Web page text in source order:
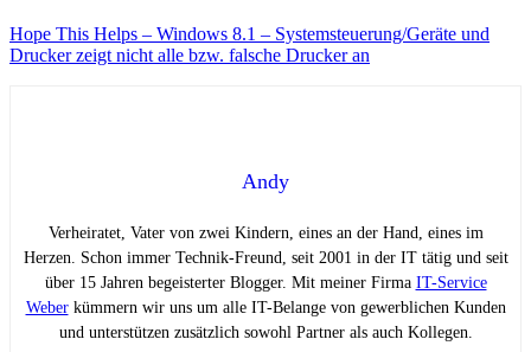
Hope This Helps – Windows 8.1 – Systemsteuerung/Geräte und
Drucker zeigt nicht alle bzw. falsche Drucker an
Andy
Verheiratet, Vater von zwei Kindern, eines an der Hand, eines im
Herzen. Schon immer Technik-Freund, seit 2001 in der IT tätig und seit
über 15 Jahren begeisterter Blogger. Mit meiner Firma IT-Service
Weberkümmern wir uns um alle IT-Belange von gewerblichen Kunden
und unterstützen zusätzlich sowohl Partner als auch Kollegen.